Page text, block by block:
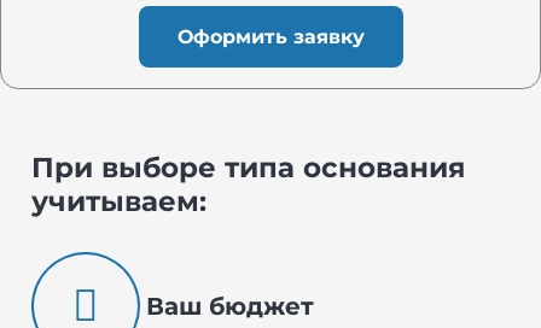
Оформить заявку
При выборе типа основания
учитываем:
Ваш бюджет